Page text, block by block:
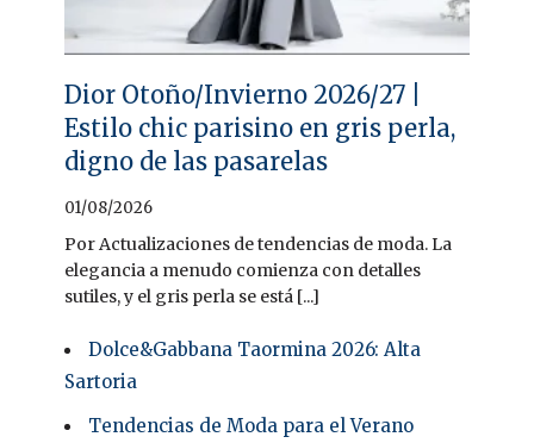
Dior Otoño/Invierno 2026/27 |
Estilo chic parisino en gris perla,
digno de las pasarelas
01/08/2026
Por Actualizaciones de tendencias de moda. La
elegancia a menudo comienza con detalles
sutiles, y el gris perla se está [...]
Dolce&Gabbana Taormina 2026: Alta
Sartoria
Tendencias de Moda para el Verano